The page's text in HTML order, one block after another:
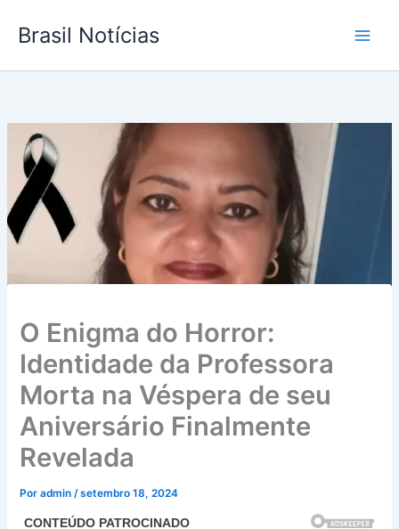
para
conteúdo
Brasil Notícias
O Enigma do Horror:
Identidade da Professora
Morta na Véspera de seu
Aniversário Finalmente
Revelada
Poradmin /setembro 18, 2024